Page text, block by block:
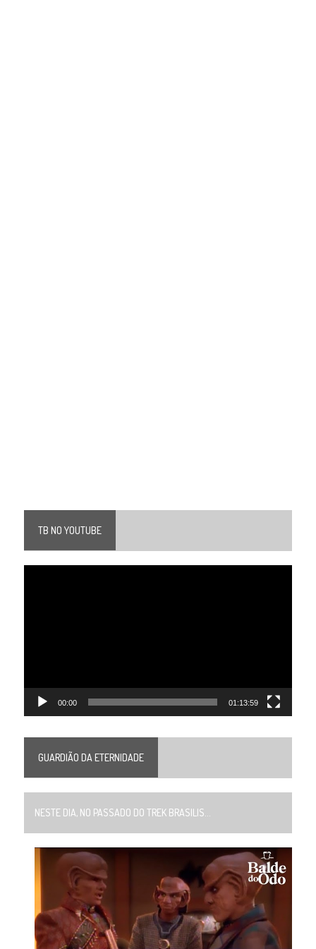
TB NO YOUTUBE
00:00 01:13:59
GUARDIÃO DA ETERNIDADE
NESTE DIA, NO PASSADO DO TREK BRASILIS...